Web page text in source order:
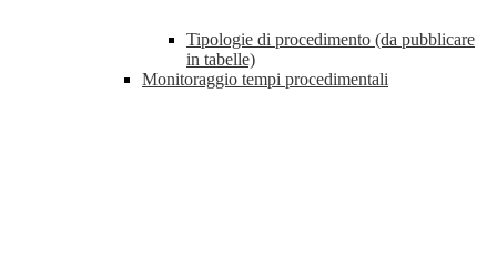
Tipologie di procedimento (da pubblicare
in tabelle)
Monitoraggio tempi procedimentali